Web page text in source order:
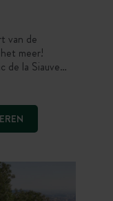
van de
meer!
de la Siauve
het mooie
op u
na